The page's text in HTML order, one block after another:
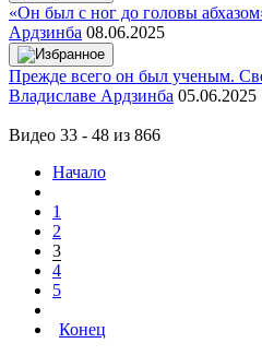
«Он был с ног до головы
Ардзинба 08.06.2025
Прежде всего он был ученым.
Владиславе Ардзинба 05.06.2025
Видео 33 - 48 из 866
Начало
1
2
3
4
5
Конец